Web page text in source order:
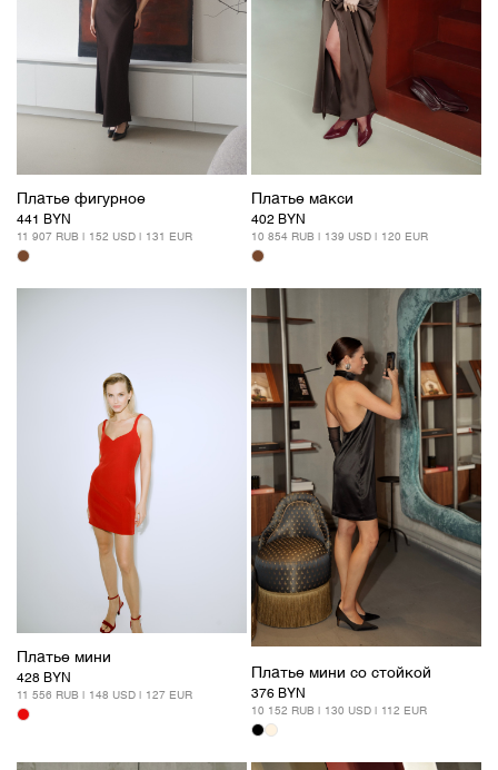
Платье фигурное
441 BYN
11 907 RUB | 152 USD | 131 EUR
Платье макси
402 BYN
10 854 RUB | 139 USD | 120 EUR
Платье мини
428 BYN
11 556 RUB | 148 USD | 127 EUR
Платье мини со стойкой
376 BYN
10 152 RUB | 130 USD | 112 EUR